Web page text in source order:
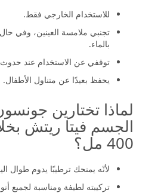
للاستخدام الخارجي فقط.
تجنبي ملامسة العينين، وفي
بالماء.
توقفي عن الاستخدام عند حدوث
يحفظ بعيدًا عن متناول الأطفال.
لماذا تختارين
الجسم فيتا ريتش
400 مل؟
لأنّه يمنحك ترطيبًا يدوم طوال
تركيبته لطيفة ومناسبة لجميع